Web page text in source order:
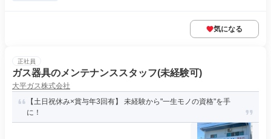
気になる
正社員
ガス器具のメンテナンススタッフ(未経験可)
大平ガス株式会社
【土日祝休み×賞与年3回有】 未経験から"一生モノの資格"を手
に！